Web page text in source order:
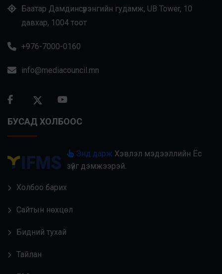
Баатар Дамдинсүрэнгийн гудамж, UB Tower, 10
давхар, 1004 тоот
+976-7000-0160
info@mediacouncil.mn
БУСАД ХОЛБООС
Энд дарж Хэвлэл мэдээллийн Ёс
зүйг дэмжээрэй.
Холбоо барих
Сайтын нөхцөл
Бидний тухай
Тайлан